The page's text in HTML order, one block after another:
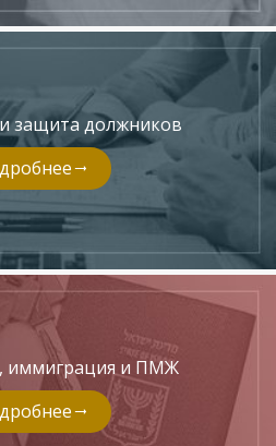
защита должников
иммиграция и ПМЖ